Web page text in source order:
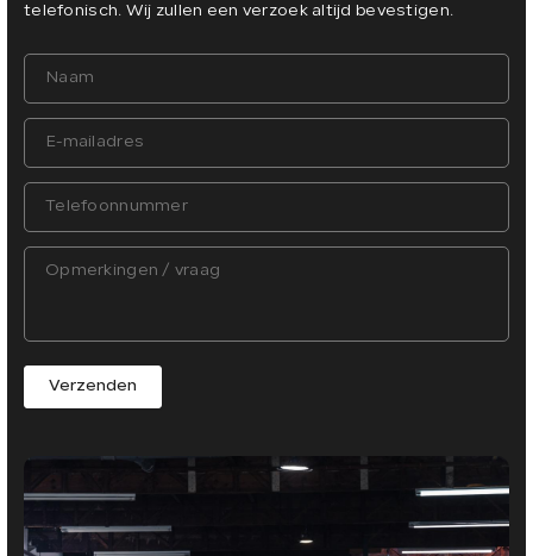
telefonisch. Wij zullen een verzoek altijd bevestigen.
Verzenden